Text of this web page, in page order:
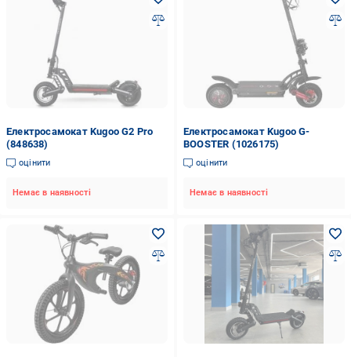
Електросамокат Kugoo G2 Pro
(848638)
оцінити
Немає в наявності
Електросамокат Kugoo G-
BOOSTER (1026175)
оцінити
Немає в наявності